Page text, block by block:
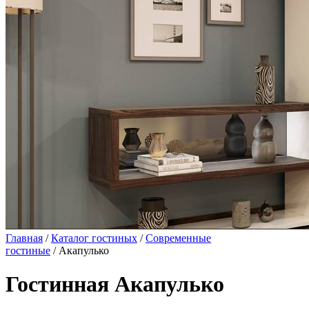
Главная /Каталог гостиных /Современные
гостиные / Акапулько
Гостинная Акапулько